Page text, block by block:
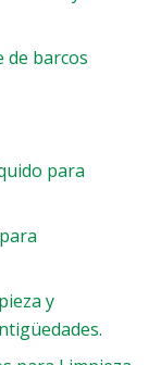
de barcos
para
y